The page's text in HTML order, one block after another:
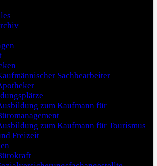
Sachbearbeiter
zum Kaufmann für
zum Kaufmann für Tourismus
Freizeit